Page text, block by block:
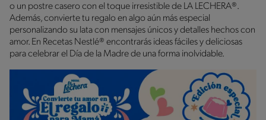
o un postre casero con el toque irresistible de LA LECHERA®.
Además, convierte tu regalo en algo aún más especial
personalizando su lata con mensajes únicos y detalles hechos con
amor. En Recetas Nestlé® encontrarás ideas fáciles y deliciosas
para celebrar el Día de la Madre de una forma inolvidable.